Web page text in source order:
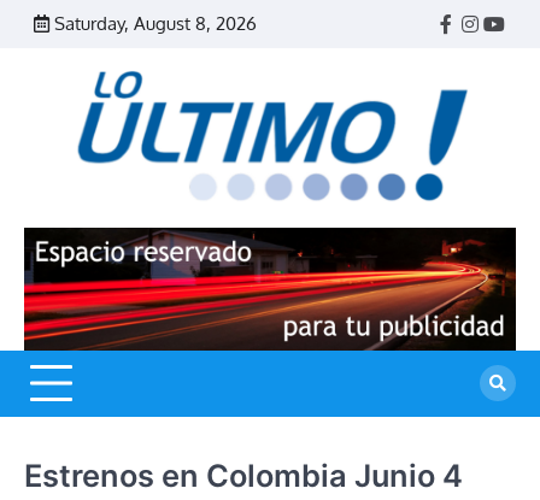
Skip
Saturday, August 8, 2026
Facebook
Estrenos en Colombia Junio 4